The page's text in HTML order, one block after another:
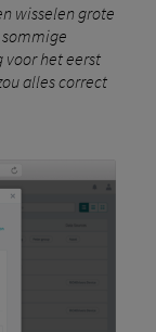
wisselen grote
voor het eerst
alles correct